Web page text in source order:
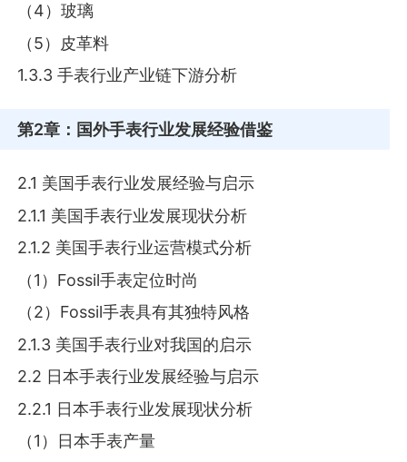
（4）玻璃
（5）皮革料
1.3.3 手表行业产业链下游分析
第2章 ：国外手表行业发展经验借鉴
2.1 美国手表行业发展经验与启示
2.1.1 美国手表行业发展现状分析
2.1.2 美国手表行业运营模式分析
（1）Fossil手表定位时尚
（2）Fossil手表具有其独特风格
2.1.3 美国手表行业对我国的启示
2.2 日本手表行业发展经验与启示
2.2.1 日本手表行业发展现状分析
（1）日本手表产量